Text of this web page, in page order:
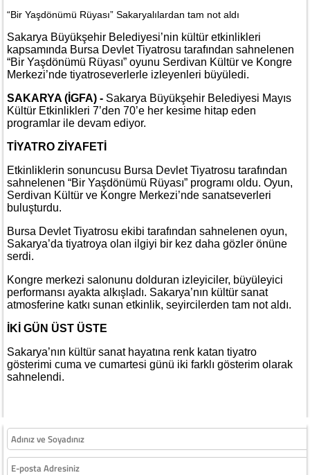
“Bir Yaşdönümü Rüyası” Sakaryalılardan tam not aldı
Sakarya Büyükşehir Belediyesi’nin kültür etkinlikleri
kapsamında Bursa Devlet Tiyatrosu tarafından sahnelenen
“Bir Yaşdönümü Rüyası” oyunu Serdivan Kültür ve Kongre
Merkezi’nde tiyatroseverlerle izleyenleri büyüledi.
SAKARYA (İGFA) - Sakarya Büyükşehir Belediyesi Mayıs
Kültür Etkinlikleri 7’den 70’e her kesime hitap eden
programlar ile devam ediyor.
TİYATRO ZİYAFETİ
Etkinliklerin sonuncusu Bursa Devlet Tiyatrosu tarafından
sahnelenen “Bir Yaşdönümü Rüyası” programı oldu. Oyun,
Serdivan Kültür ve Kongre Merkezi’nde sanatseverleri
buluşturdu.
Bursa Devlet Tiyatrosu ekibi tarafından sahnelenen oyun,
Sakarya’da tiyatroya olan ilgiyi bir kez daha gözler önüne
serdi.
Kongre merkezi salonunu dolduran izleyiciler, büyüleyici
performansı ayakta alkışladı. Sakarya’nın kültür sanat
atmosferine katkı sunan etkinlik, seyircilerden tam not aldı.
İKİ GÜN ÜST ÜSTE
Sakarya’nın kültür sanat hayatına renk katan tiyatro
gösterimi cuma ve cumartesi günü iki farklı gösterim olarak
sahnelendi.